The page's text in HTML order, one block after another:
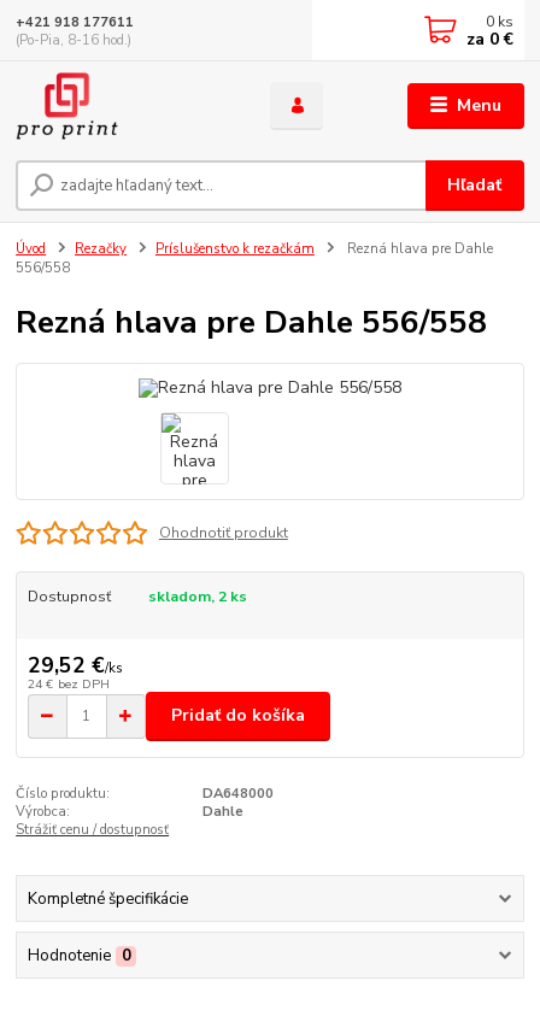
Menu
Hľadať
+421 918 177611
(Po-Pia, 8-16 hod.)
0 ks
za 0 €
Úvod Rezačky Príslušenstvo k rezačkám
Rezná hlava pre Dahle
556/558
Rezná hlava pre Dahle 556/558
Ohodnotiť produkt
Dostupnosť skladom, 2 ks
29,52 €/ks
24 € bez DPH
Pridať do košíka
Číslo produktu:
DA648000
Výrobca:
Dahle
Strážiť cenu / dostupnosť
Kompletné špecifikácie
Hodnotenie 0